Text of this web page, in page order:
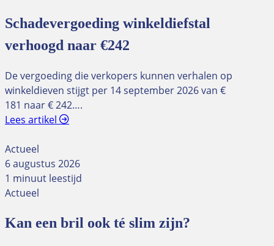
Schadevergoeding winkeldiefstal
verhoogd naar €242
De vergoeding die verkopers kunnen verhalen op
winkeldieven stijgt per 14 september 2026 van €
181 naar € 242….
Lees artikel
Actueel
6 augustus 2026
1 minuut leestijd
Actueel
Kan een bril ook té slim zijn?